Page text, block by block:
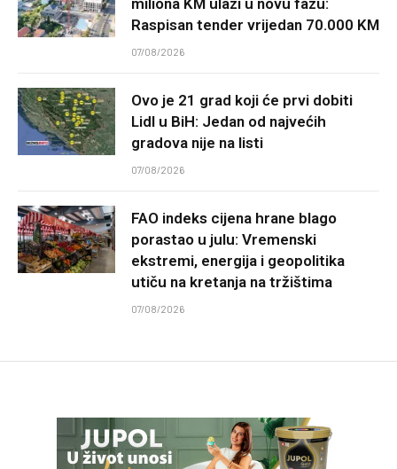
Raspisan tender vrijedan 70.000 KM
07/08/2026
Ovo je 21 grad koji će prvi dobiti
Lidl u BiH: Jedan od najvećih
gradova nije na listi
07/08/2026
FAO indeks cijena hrane blago
porastao u julu: Vremenski
ekstremi, energija i geopolitika
utiču na kretanja na tržištima
07/08/2026